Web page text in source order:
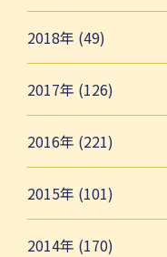
2018年 (49)
2017年 (126)
2016年 (221)
2015年 (101)
2014年 (170)